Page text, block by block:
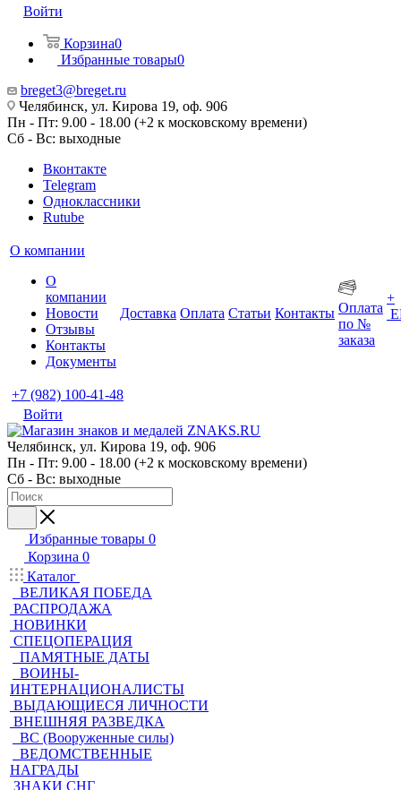
Войти
Корзина0
Избранные товары0
breget3@breget.ru
Челябинск, ул. Кирова 19, оф. 906
Пн - Пт: 9.00 - 18.00 (+2 к московскому времени)
Сб - Вс: выходные
Вконтакте
Telegram
Одноклассники
Rutube
О компании
О
компании
Новости
Отзывы
Контакты
Документы
Доставка Оплата Статьи Контакты Оплата
по №
заказа
+
+7 (982) 100-41-48
Войти
Челябинск, ул. Кирова 19, оф. 906
Пн - Пт: 9.00 - 18.00 (+2 к московскому времени)
Сб - Вс: выходные
Избранные товары 0
Корзина 0
Каталог
ВЕЛИКАЯ ПОБЕДА
РАСПРОДАЖА
НОВИНКИ
СПЕЦОПЕРАЦИЯ
ПАМЯТНЫЕ ДАТЫ
ВОИНЫ-
ИНТЕРНАЦИОНАЛИСТЫ
ВЫДАЮЩИЕСЯ ЛИЧНОСТИ
ВНЕШНЯЯ РАЗВЕДКА
ВС (Вооруженные силы)
ВЕДОМСТВЕННЫЕ
НАГРАДЫ
ЗНАКИ СНГ